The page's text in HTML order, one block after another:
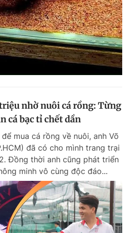
nhờ nuôi cá rồng: Từng
cá bạc tỉ chết dần
mua cá rồng về nuôi, anh Võ
đã có cho mình trang trại
Đồng thời anh cũng phát triển
minh vô cùng độc đáo...